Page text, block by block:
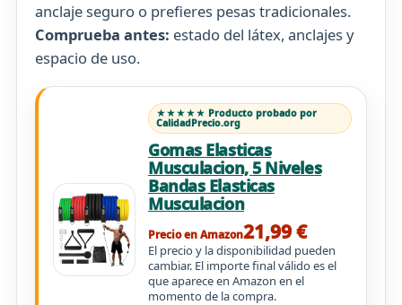
anclaje seguro o prefieres pesas tradicionales.
Comprueba antes: estado del látex, anclajes y
espacio de uso.
★★★★★ Producto probado por
CalidadPrecio.org
Gomas Elasticas
Musculacion, 5 Niveles
Bandas Elasticas
Musculacion
Precio en Amazon21,99 €
El precio y la disponibilidad pueden
cambiar. El importe final válido es el
que aparece en Amazon en el
momento de la compra.